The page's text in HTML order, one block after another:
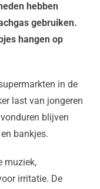
hebben
gebruiken.
hangen op
in de
last van jongeren
blijven
bankjes.
muziek,
irritatie. De